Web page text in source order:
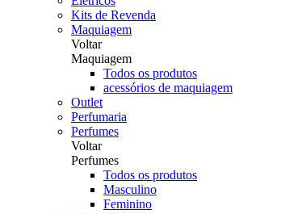
Kits de Revenda
Maquiagem
Voltar
Maquiagem
Todos os produtos
acessórios de maquiagem
Outlet
Perfumaria
Perfumes
Voltar
Perfumes
Todos os produtos
Masculino
Feminino